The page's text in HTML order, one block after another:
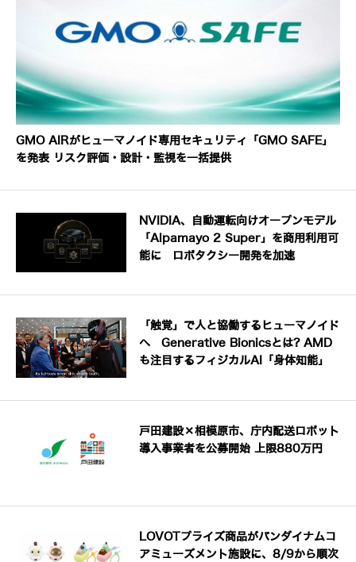
GMO AIRがヒューマノイド専用セキュリティ「GMO SAFE」
を発表 リスク評価・設計・監視を一括提供
NVIDIA、自動運転向けオープンモデル
「Alpamayo 2 Super」を商用利用可
能に ロボタクシー開発を加速
「触覚」で人と協働するヒューマノイド
へ Generative Bionicsとは? AMD
も注目するフィジカルAI「身体知能」
戸田建設×相模原市、庁内配送ロボット
導入事業者を公募開始 上限880万円
LOVOTプライズ商品がバンダイナムコ
アミューズメント施設に、8/9から順次